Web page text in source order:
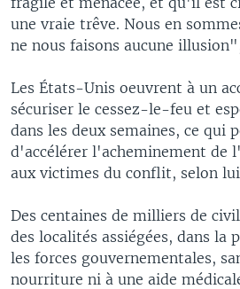
une vraie trêve. Nous en
ne nous faisons aucune
Les États-Unis oeuvrent à un
sécuriser le cessez-le-feu et
dans les deux semaines, ce qui
d'accélérer l'acheminement de
aux victimes du conflit, selon
Des centaines de milliers de
des localités assiégées, dans la
les forces gouvernementales,
nourriture ni à une aide